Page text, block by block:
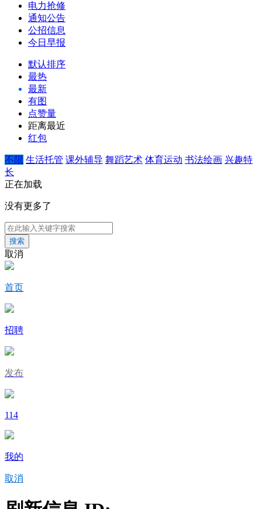
电力抢修
通知公告
公招信息
今日早报
默认排序
最热
最新
有图
点赞量
距离最近
红包
不限 生活托管 课外辅导 舞蹈艺术 体育运动 书法绘画 兴趣特
长
正在加载
没有更多了
搜索
取消
首页
招聘
发布
114
我的
取消